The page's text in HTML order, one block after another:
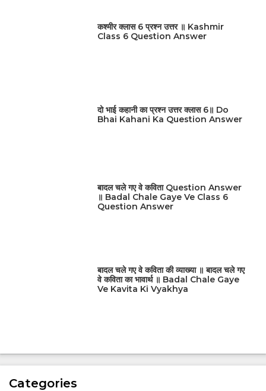
कश्मीर क्लास 6 प्रश्न उत्तर ॥ Kashmir
Class 6 Question Answer
दो भाई कहानी का प्रश्न उत्तर क्लास 6॥ Do
Bhai Kahani Ka Question Answer
बादल चले गए वे कविता Question Answer
॥ Badal Chale Gaye Ve Class 6
Question Answer
बादल चले गए वे कविता की व्याख्या ॥ बादल चले गए
वे कविता का भावार्थ ॥ Badal Chale Gaye
Ve Kavita Ki Vyakhya
Categories